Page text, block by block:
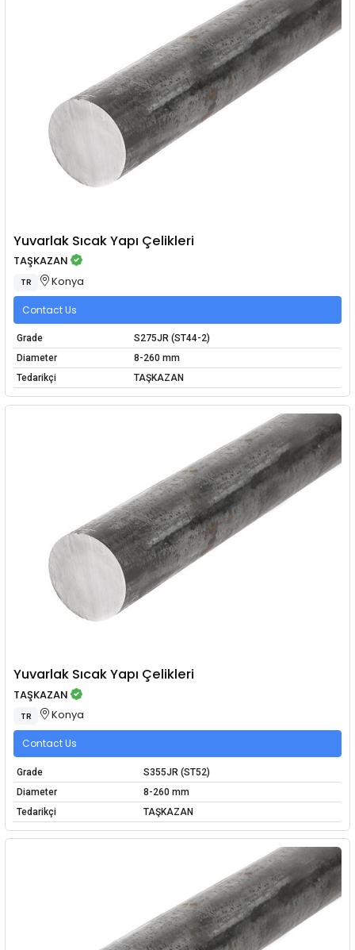
Yuvarlak Sıcak Yapı Çelikleri
TAŞKAZAN
TR Konya
Contact Us
Grade
S275JR (ST44-2)
Diameter
8-260 mm
Tedarikçi
TAŞKAZAN
Yuvarlak Sıcak Yapı Çelikleri
TAŞKAZAN
TR Konya
Contact Us
Grade
S355JR (ST52)
Diameter
8-260 mm
Tedarikçi
TAŞKAZAN